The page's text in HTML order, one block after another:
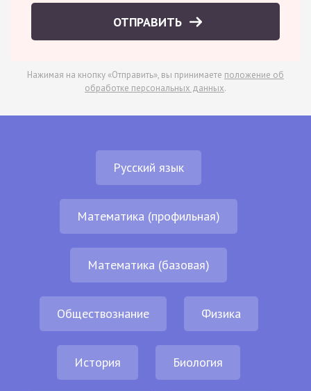
ОТПРАВИТЬ
Нажимая на кнопку «Отправить», вы принимаете положение об
обработке персональных данных.
Русский язык
Математика (профильная)
Математика (базовая)
Обществознание Физика
История Биология